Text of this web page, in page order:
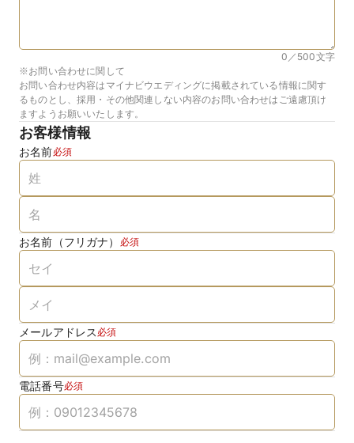
0／500文字
※お問い合わせに関して
お問い合わせ内容はマイナビウエディングに掲載されている情報に関す
るものとし、採用・その他関連しない内容のお問い合わせはご遠慮頂け
ますようお願いいたします。
お客様情報
お名前必須
お名前（フリガナ） 必須
メールアドレス 必須
電話番号必須